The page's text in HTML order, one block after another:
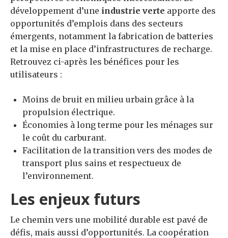
développement d’une industrie verte apporte des
opportunités d’emplois dans des secteurs
émergents, notamment la fabrication de batteries
et la mise en place d’infrastructures de recharge.
Retrouvez ci-après les bénéfices pour les
utilisateurs :
Moins de bruit en milieu urbain grâce à la
propulsion électrique.
Économies à long terme pour les ménages sur
le coût du carburant.
Facilitation de la transition vers des modes de
transport plus sains et respectueux de
l’environnement.
Les enjeux futurs
Le chemin vers une mobilité durable est pavé de
défis, mais aussi d’opportunités. La coopération